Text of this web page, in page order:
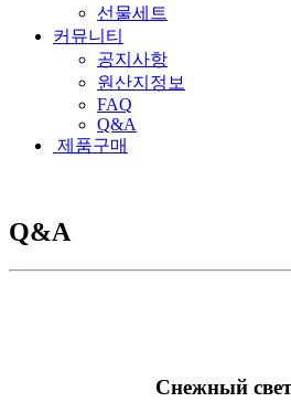
선물세트
커뮤니티
공지사항
원산지정보
FAQ
Q&A
제품구매
Q&A
Снежный